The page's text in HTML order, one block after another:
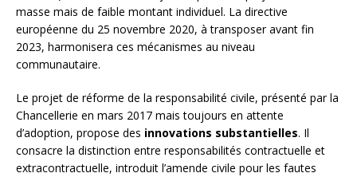
masse mais de faible montant individuel. La directive
européenne du 25 novembre 2020, à transposer avant fin
2023, harmonisera ces mécanismes au niveau
communautaire.
Le projet de réforme de la responsabilité civile, présenté par la
Chancellerie en mars 2017 mais toujours en attente
d’adoption, propose des innovations substantielles. Il
consacre la distinction entre responsabilités contractuelle et
extracontractuelle, introduit l’amende civile pour les fautes